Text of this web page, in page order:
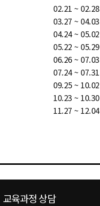
02.21 ~ 02.28
03.27 ~ 04.03
04.24 ~ 05.02
05.22 ~ 05.29
06.26 ~ 07.03
07.24 ~ 07.31
09.25 ~ 10.02
10.23 ~ 10.30
11.27 ~ 12.04
교육과정 상담